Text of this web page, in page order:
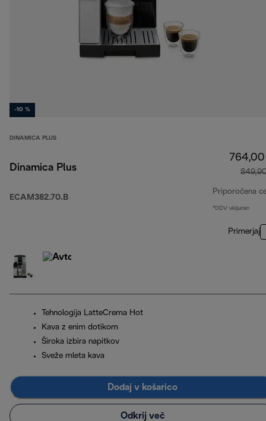
-10 %
DINAMICA PLUS
Dinamica Plus
ECAM382.70.B
Priporočena
*DDV vključen
Primerjaj
Tehnologija LatteCrema Hot
Kava z enim dotikom
Široka izbira napitkov
Sveže mleta kava
Dodaj v košarico
Odkrij več